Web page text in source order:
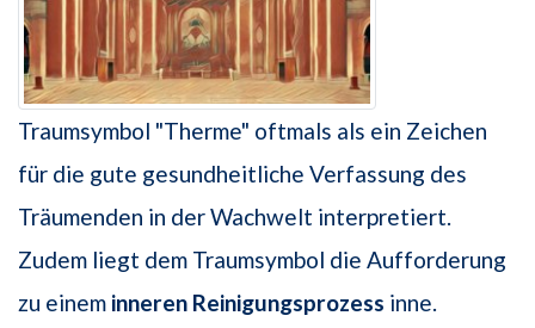
Traumsymbol "Therme" oftmals als ein Zeichen
für die gute gesundheitliche Verfassung des
Träumenden in der Wachwelt interpretiert.
Zudem liegt dem Traumsymbol die Aufforderung
zu einem inneren Reinigungsprozess inne.